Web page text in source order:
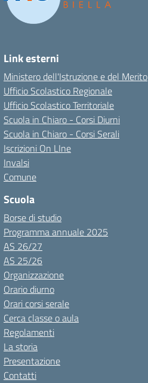
Link esterni
Ministero dell'Istruzione e del Merito
Ufficio Scolastico Regionale
Ufficio Scolastico Territoriale
Scuola in Chiaro - Corsi Diurni
Scuola in Chiaro - Corsi Serali
Iscrizioni On LIne
Invalsi
Comune
Scuola
Borse di studio
Programma annuale 2025
AS 26/27
AS 25/26
Organizzazione
Orario diurno
Orari corsi serale
Cerca classe o aula
Regolamenti
La storia
Presentazione
Contatti